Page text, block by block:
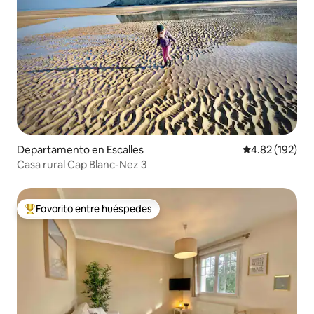
Departamento en Escalles Calificación
4.82 (192)
Casa rural Cap Blanc-Nez 3
De los mejores en Favorito entre huéspedes
Favorito entre huéspedes